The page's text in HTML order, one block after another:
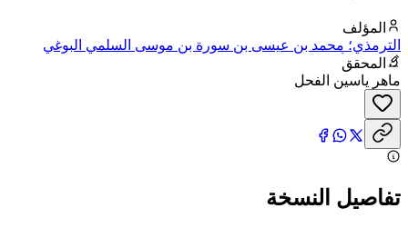
المؤلف
الترمذي؛ محمد بن عيسى بن سورة بن موسى السلمي البوغي
الترمذي، أبو عيسى
المحقق
ماهر ياسين الفحل
تفاصيل النسخة